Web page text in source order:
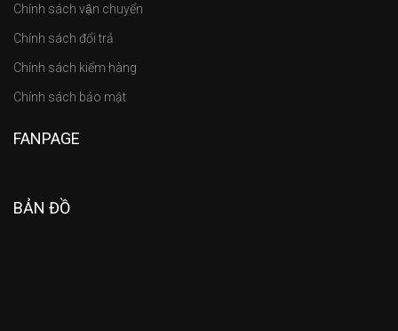
Chính sách vận chuyển
Chính sách đổi trả
Chính sách kiểm hàng
Chính sách bảo mật
FANPAGE
BẢN ĐỒ